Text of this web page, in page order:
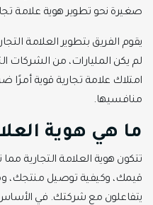
صغيرة نحو تطوير هوية علامة
يقوم الفريق بتطوير العلامة
لم يكن المليارات، من
امتلاك علامة تجارية قوية أمرًا
منافسيها.
ما هي هوية
تتكون هوية العلامة التجارية
قيمك، وكيفية توصيل منتجك،
يتفاعلون مع شركتك. في